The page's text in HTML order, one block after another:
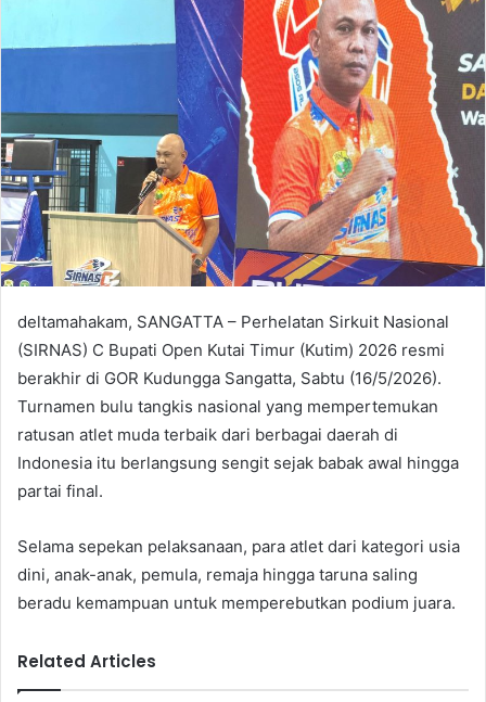
e
m
a
i
l
deltamahakam, SANGATTA – Perhelatan Sirkuit Nasional
(SIRNAS) C Bupati Open Kutai Timur (Kutim) 2026 resmi
berakhir di GOR Kudungga Sangatta, Sabtu (16/5/2026).
Turnamen bulu tangkis nasional yang mempertemukan
ratusan atlet muda terbaik dari berbagai daerah di
Indonesia itu berlangsung sengit sejak babak awal hingga
partai final.
Selama sepekan pelaksanaan, para atlet dari kategori usia
dini, anak-anak, pemula, remaja hingga taruna saling
beradu kemampuan untuk memperebutkan podium juara.
Related Articles